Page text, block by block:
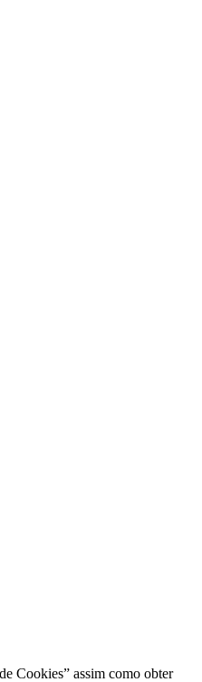
Cookies” assim como obter